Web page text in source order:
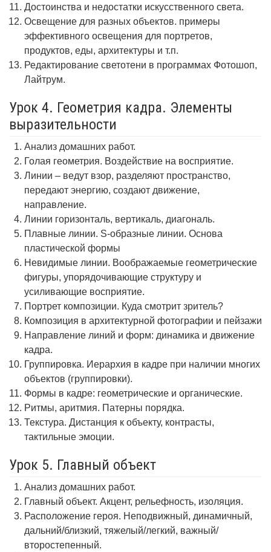
Достоинства и недостатки искусственного света.
Освещение для разных объектов. примеры
эффективного освещения для портретов,
продуктов, еды, архитектуры и т.п.
Редактирование светотени в программах Фотошоп,
Лайтрум.
Урок 4. Геометрия кадра. Элементы
выразительности
Анализ домашних работ.
Голая геометрия. Воздействие на восприятие.
Линии – ведут взор, разделяют пространство,
передают энергию, создают движение,
направление.
Линии горизонталь, вертикаль, диагональ.
Плавные линии. S-образные линии. Основа
пластической формы
Невидимые линии. Воображаемые геометрические
фигуры, упорядочивающие структуру и
усиливающие восприятие.
Портрет композиции. Куда смотрит зритель?
Композиция в архитектурной фотографии и пейзажи
Направление линий и форм: динамика и движение
кадра.
Группировка. Иерархия в кадре при наличии многих
объектов (группировки).
Формы в кадре: геометрические и органические.
Ритмы, аритмия. Патерны порядка.
Текстура. Дистанция к объекту, контрасты,
тактильные эмоции.
Урок 5. Главный объект
Анализ домашних работ.
Главный объект. Акцент, рельефность, изоляция.
Расположение героя. Неподвижный, динамичный,
дальний/близкий, тяжелый/легкий, важный/
второстепенный.